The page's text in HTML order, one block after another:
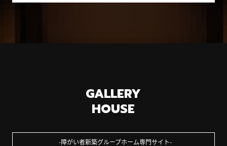
GALLERY
HOUSE
障がい者新築グループホーム専門サイト